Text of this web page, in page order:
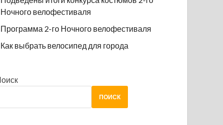
Ночного велофестиваля
Программа 2-го Ночного велофестиваля
Как выбрать велосипед для города
ПОИСК